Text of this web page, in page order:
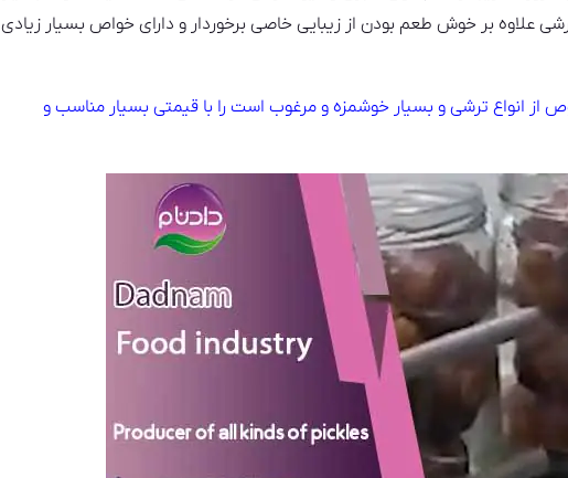
علاوه بر خوش طعم بودن از زیبایی خاصی برخوردار و دارای خواص بسیار زیادی
از انواع ترشی و بسیار خوشمزه و مرغوب است را با قیمتی بسیار مناسب و